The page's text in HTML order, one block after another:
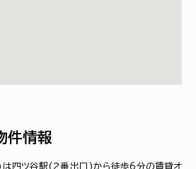
件情報
四ツ谷駅(２番出口)から徒歩6分の賃貸オ